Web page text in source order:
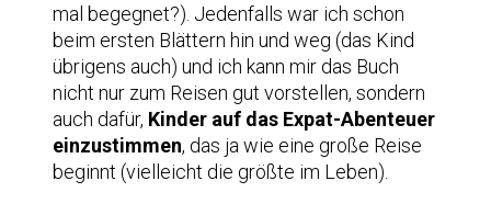
mal begegnet?). Jedenfalls war ich schon
beim ersten Blättern hin und weg (das Kind
übrigens auch) und ich kann mir das Buch
nicht nur zum Reisen gut vorstellen, sondern
auch dafür, Kinder auf das Expat-Abenteuer
einzustimmen, das ja wie eine große Reise
beginnt (vielleicht die größte im Leben).